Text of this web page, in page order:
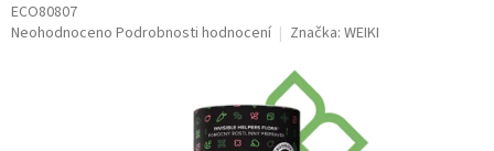
ECO80807
Průměrné
Neohodnoceno Podrobnosti hodnocení Značka: WEIKI